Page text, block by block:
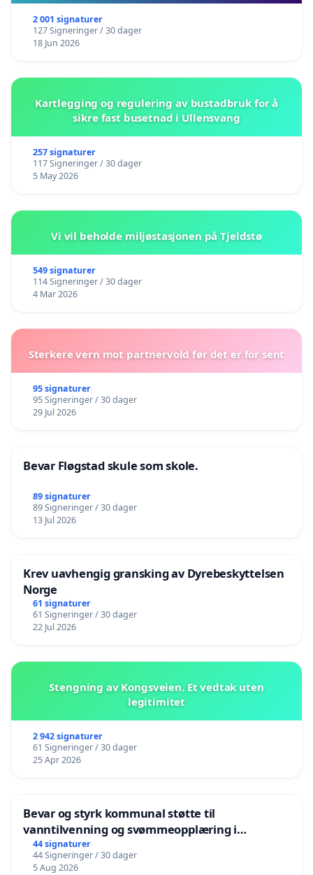
2 001 signaturer
127 Signeringer / 30 dager
18 Jun 2026
Kartlegging og regulering av bustadbruk for å
sikre fast busetnad i Ullensvang
257 signaturer
117 Signeringer / 30 dager
5 May 2026
Vi vil beholde miljøstasjonen på Tjeldstø
549 signaturer
114 Signeringer / 30 dager
4 Mar 2026
Sterkere vern mot partnervold før det er for sent
95 signaturer
95 Signeringer / 30 dager
29 Jul 2026
Bevar Fløgstad skule som skole.
89 signaturer
89 Signeringer / 30 dager
13 Jul 2026
Krev uavhengig gransking av Dyrebeskyttelsen
Norge
61 signaturer
61 Signeringer / 30 dager
22 Jul 2026
Stengning av Kongsveien. Et vedtak uten
legitimitet
2 942 signaturer
61 Signeringer / 30 dager
25 Apr 2026
Bevar og styrk kommunal støtte til
vanntilvenning og svømmeopplæring i
barnehagene i Haugesund
44 signaturer
44 Signeringer / 30 dager
5 Aug 2026